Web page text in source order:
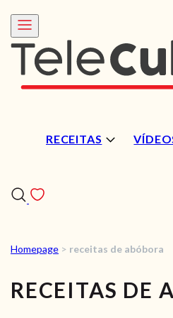
RECEITAS
Homepage > receitas de abóbora
RECEITAS DE